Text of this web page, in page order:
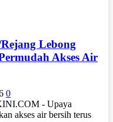
Lebong
Akses Air
0
- Upaya
akses air bersih terus